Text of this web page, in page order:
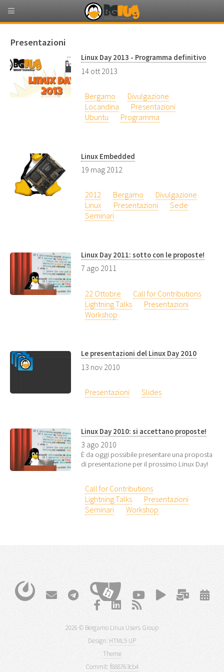
Presentazioni
Linux Day 2013 - Programma definitivo
14 ott 2013
Bergamo
Divulgazione
Locandina
Presentazioni
Ubuntu
Programma
Linux Embedded
19 mag 2012
2012 Bergamo
Divulgazione
Linux
Presentazioni
Sede
Seminari
Linux Day 2011: sotto con le proposte!
7 ago 2011
22 Ottobre
Call for Contributions
Lightning Talks
Presentazioni
Workshop
Le presentazioni del Linux Day 2010
13 nov 2010
Presentazioni Slides
Linux Day 2010: si accettano proposte!
3 ago 2010
È da oggi possibile presentare una proposta
di presentazione per il prossimo Linux Day!
Call for Contributions
Lightning Talks
Presentazioni
Seminari
Workshop
2026 © Bergamo Linux Users Group
Design: HTML5 UP
Theme
Commit: f888763cb4